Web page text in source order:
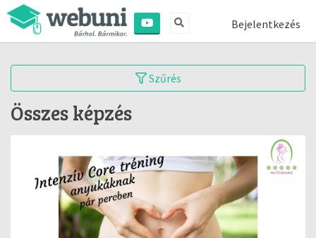
Bejelentkezés
Szűrés
Összes képzés